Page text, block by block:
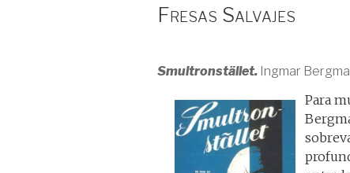
Fresas Salvajes
Smultronstället. Ingmar
Para